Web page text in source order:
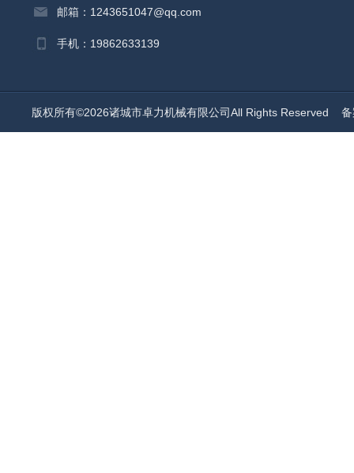
邮箱：1243651047@qq.com
手机：19862633139
版权所有©2026诸城市卓力机械有限公司All Rights Reserved